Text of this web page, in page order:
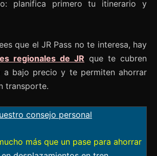
planifica primero tu itinerario y
que el JR Pass no te interesa, hay
regionales de JR que te cubren
a bajo precio y te permiten ahorrar
transporte.
consejo personal
más que un pase para ahorrar